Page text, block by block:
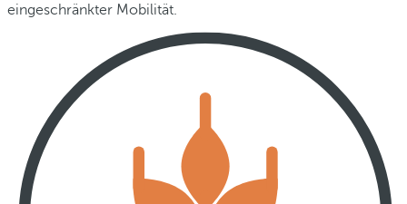
eingeschränkter Mobilität.